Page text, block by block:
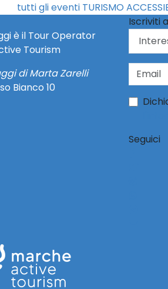
tutti gli eventi TURISMO
è il Tour Operator
Tourism
di Marta Zarelli
Bianco 10
Iscriviti
Seguici